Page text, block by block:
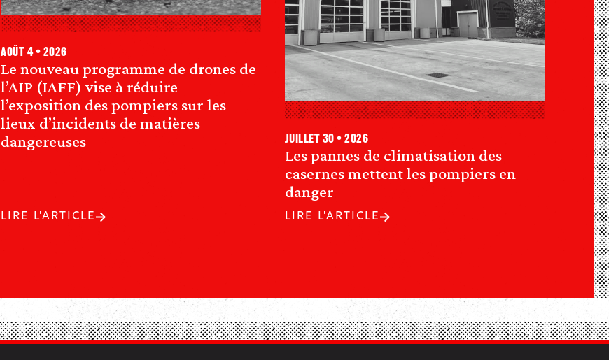
Le nouveau programme de drones de
l’AIP (IAFF) vise à réduire
l’exposition des pompiers sur les
lieux d’incidents de matières
dangereuses
août 4 • 2026
LIRE L'ARTICLE
Les pannes de climatisation des
casernes mettent les pompiers en
danger
juillet 30 • 2026
LIRE L'ARTICLE